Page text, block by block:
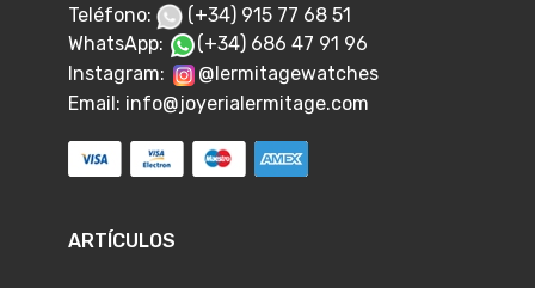
Teléfono:
(+34) 915 77 68 51
WhatsApp:
(+34) 686 47 91 96
Instagram:
@lermitagewatches
Email: info@joyerialermitage.com
ARTÍCULOS